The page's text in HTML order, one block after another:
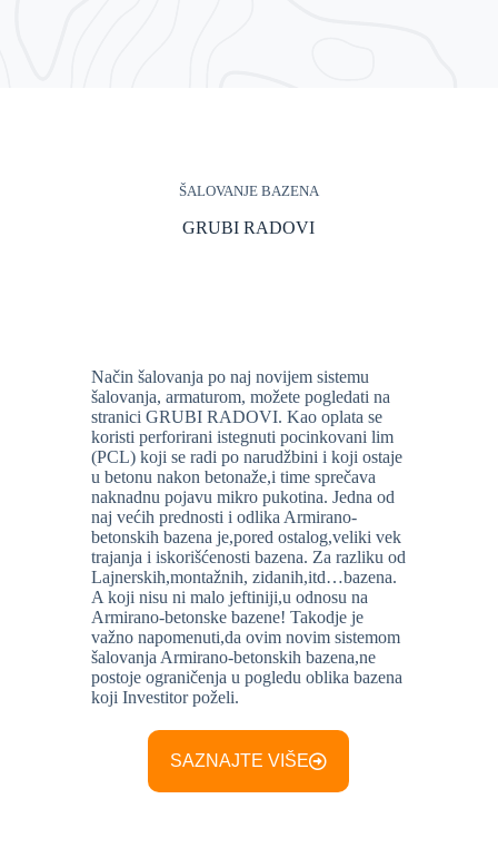
ŠALOVANJE BAZENA
GRUBI RADOVI
Način šalovanja po naj novijem sistemu
šalovanja, armaturom, možete pogledati na
stranici GRUBI RADOVI. Kao oplata se
koristi perforirani istegnuti pocinkovani lim
(PCL) koji se radi po narudžbini i koji ostaje
u betonu nakon betonaže,i time sprečava
naknadnu pojavu mikro pukotina. Jedna od
naj većih prednosti i odlika Armirano-
betonskih bazena je,pored ostalog,veliki vek
trajanja i iskorišćenosti bazena. Za razliku od
Lajnerskih,montažnih, zidanih,itd…bazena.
A koji nisu ni malo jeftiniji,u odnosu na
Armirano-betonske bazene! Takodje je
važno napomenuti,da ovim novim sistemom
šalovanja Armirano-betonskih bazena,ne
postoje ograničenja u pogledu oblika bazena
koji Investitor poželi.
SAZNAJTE VIŠE